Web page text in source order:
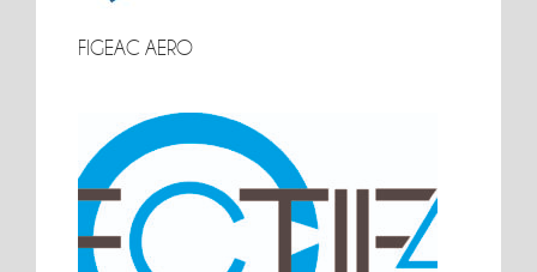
FIGEAC AERO
FIGEAC AERO